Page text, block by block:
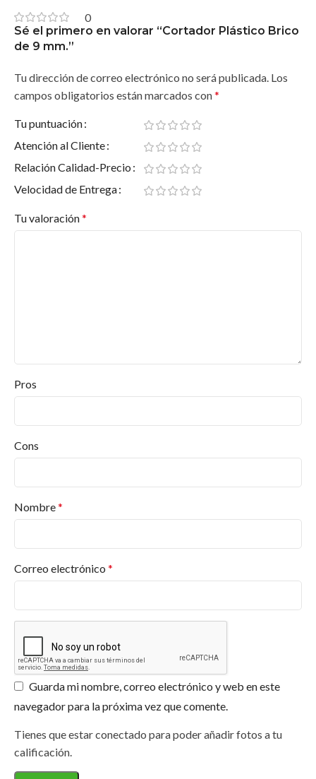
0
Sé el primero en valorar “Cortador Plástico Brico
de 9 mm.”
Tu dirección de correo electrónico no será publicada. Los
campos obligatorios están marcados con*
Tu puntuación
Atención al Cliente
Relación Calidad-Precio
Velocidad de Entrega
Tu valoración*
Pros
Cons
Nombre*
Correo electrónico *
Guarda mi nombre, correo electrónico y web en este
navegador para la próxima vez que comente.
Tienes que estar conectado para poder añadir fotos a tu
calificación.